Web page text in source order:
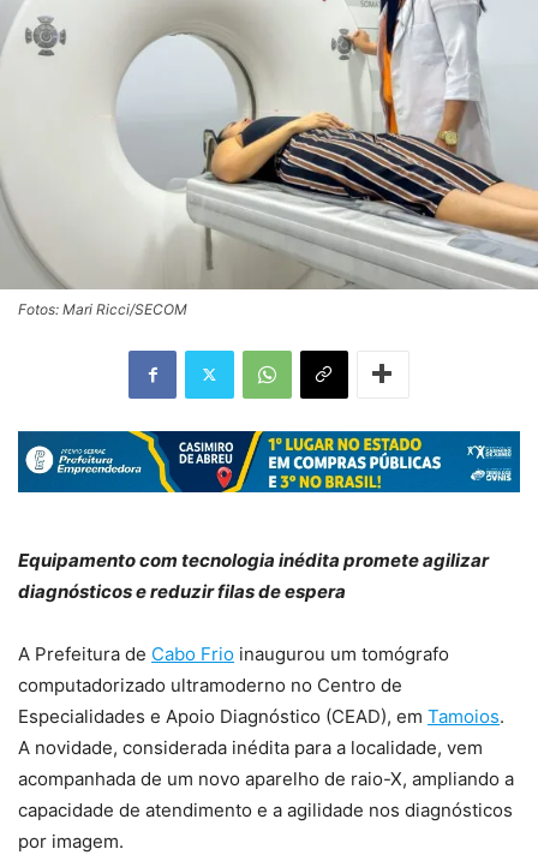
Fotos: Mari Ricci/SECOM
Equipamento com tecnologia inédita promete agilizar
diagnósticos e reduzir filas de espera
A Prefeitura de Cabo Frio inaugurou um tomógrafo
computadorizado ultramoderno no Centro de
Especialidades e Apoio Diagnóstico (CEAD), em Tamoios.
A novidade, considerada inédita para a localidade, vem
acompanhada de um novo aparelho de raio-X, ampliando a
capacidade de atendimento e a agilidade nos diagnósticos
por imagem.